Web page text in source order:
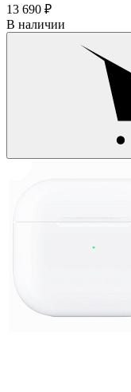
13 690 ₽
В наличии